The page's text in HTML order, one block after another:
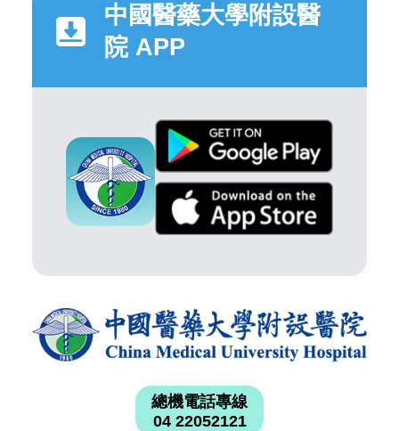
中國醫藥大學附設醫
院 APP
總機電話專線
04 22052121